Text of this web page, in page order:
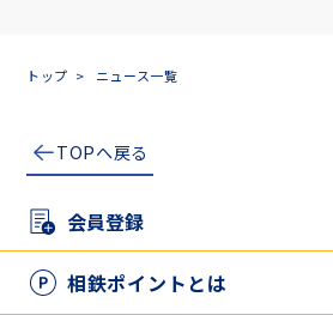
トップ ニュース一覧
TOPへ戻る
会員登録
新規登録の方
相鉄ポイントとは